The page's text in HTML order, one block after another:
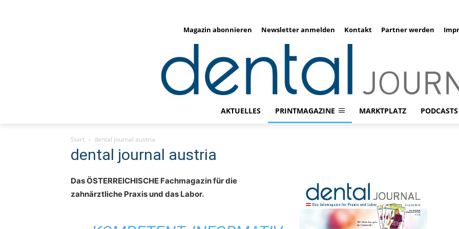
Magazin abonnieren Newsletter anmelden Kontakt Partner werden
AKTUELLES PRINTMAGAZINE MARKTPLATZ PODCASTS
Start dental journal austria
dental journal austria
Das ÖSTERREICHISCHE Fachmagazin für die
zahnärztliche Praxis und das Labor.